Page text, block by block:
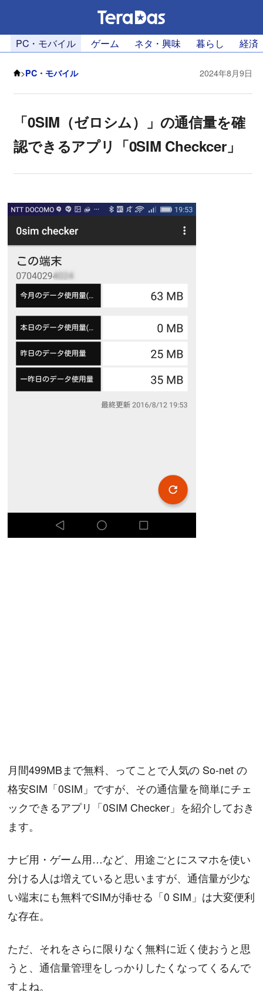
PC・モバイル ゲーム ネタ・興味 暮らし 経済
>PC・モバイル 2024年8月9日
「0SIM（ゼロシム）」の通信量を確
認できるアプリ「0SIM Checkcer」
月間499MBまで無料、ってことで人気の So-net の
格安SIM「0SIM」ですが、その通信量を簡単にチェ
ックできるアプリ「0SIM Checker」を紹介しておき
ます。
ナビ用・ゲーム用…など、用途ごとにスマホを使い
分ける人は増えていると思いますが、通信量が少な
い端末にも無料でSIMが挿せる「0 SIM」は大変便利
な存在。
ただ、それをさらに限りなく無料に近く使おうと思
うと、通信量管理をしっかりしたくなってくるんで
すよね。